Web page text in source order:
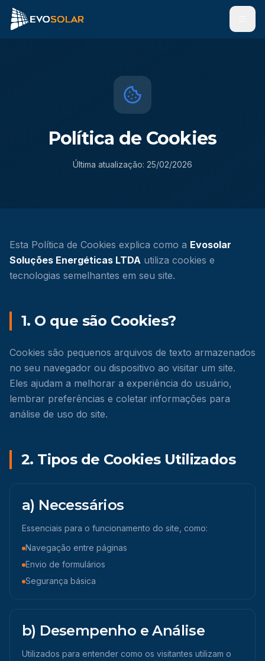
Política de Cookies
Última atualização: 25/02/2026
Esta Política de Cookies explica como a Evosolar
Soluções Energéticas LTDA utiliza cookies e
tecnologias semelhantes em seu site.
1. O que são Cookies?
Cookies são pequenos arquivos de texto armazenados
no seu navegador ou dispositivo ao visitar um site.
Eles ajudam a melhorar a experiência do usuário,
lembrar preferências e coletar informações para
análise de uso do site.
2. Tipos de Cookies Utilizados
a) Necessários
Essenciais para o funcionamento do site, como:
Navegação entre páginas
Envio de formulários
Segurança básica
b) Desempenho e Análise
Utilizados para entender como os visitantes utilizam o